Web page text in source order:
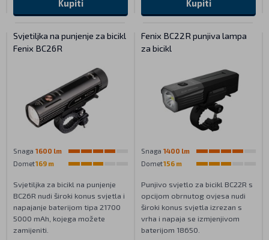
Kupiti Kupiti
Svjetiljka na punjenje za bicikl
Fenix BC26R
Snaga 1600 lm
Domet169 m
Svjetiljka za bicikl na punjenje
BC26R nudi široki konus svjetla i
napajanje baterijom tipa 21700
5000 mAh, kojega možete
zamijeniti.
Fenix BC22R punjiva lampa
za bicikl
Snaga 1400 lm
Domet156 m
Punjivo svjetlo za bicikl BC22R s
opcijom obrnutog ovjesa nudi
široki konus svjetla izrezan s
vrha i napaja se izmjenjivom
baterijom 18650.